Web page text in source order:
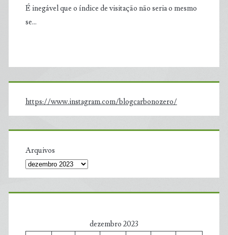
É inegável que o índice de visitação não seria o mesmo
se…
https://www.instagram.com/blogcarbonozero/
Arquivos
dezembro 2023